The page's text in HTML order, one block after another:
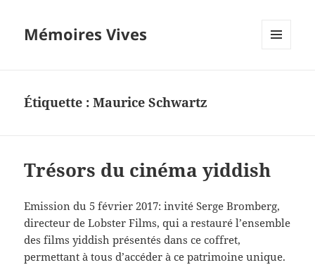
Mémoires Vives
Étiquette :Maurice Schwartz
Trésors du cinéma yiddish
Emission du 5 février 2017: invité Serge Bromberg,
directeur de Lobster Films, qui a restauré l’ensemble
des films yiddish présentés dans ce coffret,
permettant à tous d’accéder à ce patrimoine unique.